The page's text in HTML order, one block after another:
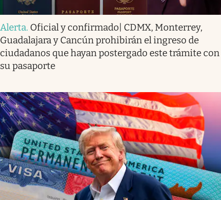
Alerta. Oficial y confirmado| CDMX, Monterrey,
Guadalajara y Cancún prohibirán el ingreso de
ciudadanos que hayan postergado este trámite con
su pasaporte